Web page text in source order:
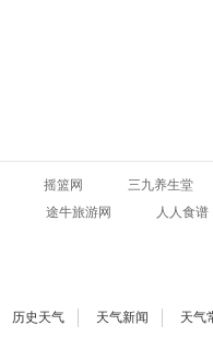
摇篮网 三九养生堂
途牛旅游网 人人食谱
历史天气 天气新闻 天气